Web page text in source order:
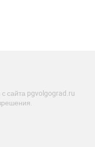
сайта pgvolgograd.ru